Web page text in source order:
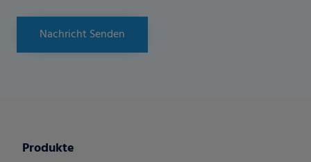
Nachricht Senden
Produkte